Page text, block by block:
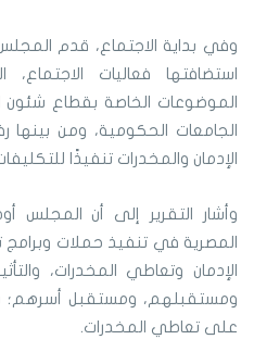
وفي بداية الاجتماع، قدم
استضافتها فعاليات
الموضوعات الخاصة بقطاع
الجامعات الحكومية، ومن
الإدمان والمخدرات تنفيذًا
وأشار التقرير إلى أن المجلس
المصرية في تنفيذ حملات
الإدمان وتعاطي المخدرات،
ومستقبلهم، ومستقبل أسرهم؛
على تعاطي المخدرات.